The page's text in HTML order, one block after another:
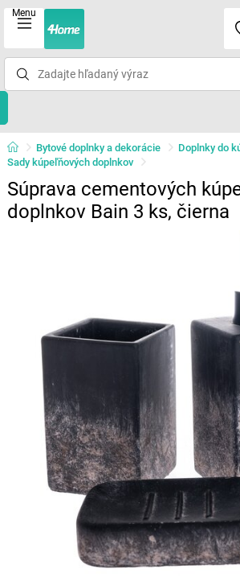
Menu
Bytové doplnky a dekorácie
Doplnky do
Sady kúpeľňových doplnkov
Súprava cementových
doplnkov Bain 3 ks, čierna